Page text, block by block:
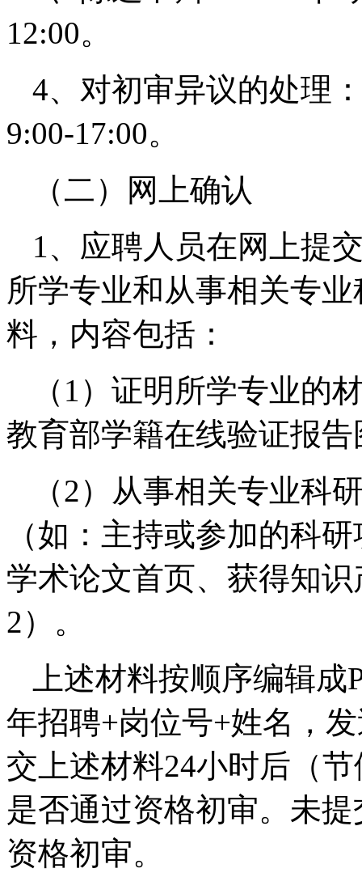
12:00。
4、对初审异议的处理
9:00-17:00。
（二）网上确认
1、应聘人员在网上提
所学专业和从事相关专
料，内容包括：
（1）证明所学专业的
教育部学籍在线验证报
（2）从事相关专业科
（如：主持或参加的科
学术论文首页、获得知
2）。
上述材料按顺序编辑
年招聘+岗位号+姓名，
交上述材料24小时后（
是否通过资格初审。未
资格初审。